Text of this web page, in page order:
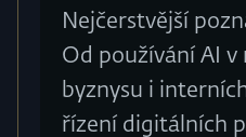
Nejčerstvější
Od používání AI
byznysu i
řízení digitálních